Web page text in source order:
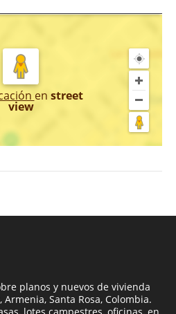
en street
view
planos y nuevos de vivienda
Santa Rosa, Colombia.